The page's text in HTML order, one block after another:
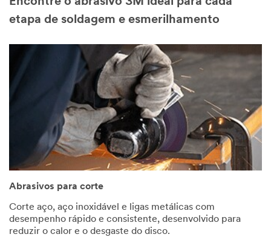
etapa de soldagem e esmerilhamento
Abrasivos para corte
Corte aço, aço inoxidável e ligas metálicas com
desempenho rápido e consistente, desenvolvido para
reduzir o calor e o desgaste do disco.